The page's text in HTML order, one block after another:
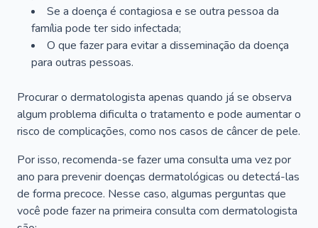
Se a doença é contagiosa e se outra pessoa da
família pode ter sido infectada;
O que fazer para evitar a disseminação da doença
para outras pessoas.
Procurar o dermatologista apenas quando já se observa
algum problema dificulta o tratamento e pode aumentar o
risco de complicações, como nos casos de câncer de pele.
Por isso, recomenda-se fazer uma consulta uma vez por
ano para prevenir doenças dermatológicas ou detectá-las
de forma precoce. Nesse caso, algumas perguntas que
você pode fazer na primeira consulta com dermatologista